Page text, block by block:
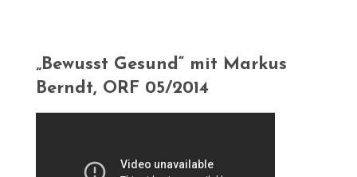
„Bewusst Gesund“ mit Markus
Berndt, ORF 05/2014